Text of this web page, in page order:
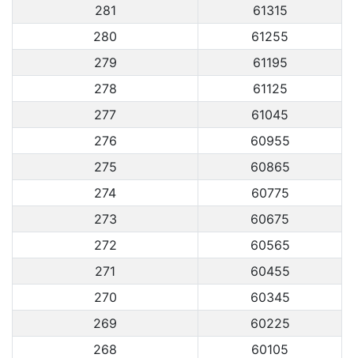
281
61315
280
61255
279
61195
278
61125
277
61045
276
60955
275
60865
274
60775
273
60675
272
60565
271
60455
270
60345
269
60225
268
60105